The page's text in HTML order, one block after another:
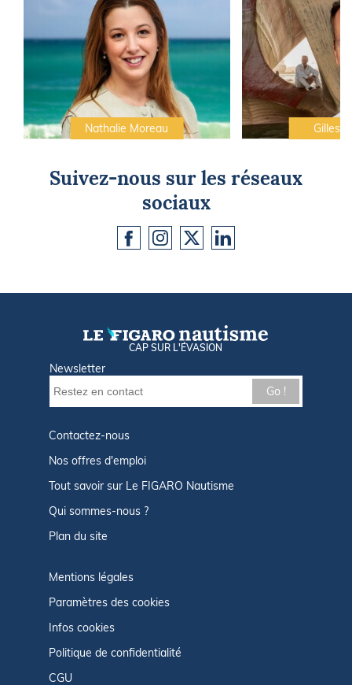
Nathalie Moreau Gilles
Suivez-nous sur les réseaux
sociaux
CAP SUR L'ÉVASION
Newsletter
Go !
Contactez-nous
Nos offres d'emploi
Tout savoir sur Le FIGARO Nautisme
Qui sommes-nous ?
Plan du site
Mentions légales
Paramètres des cookies
Infos cookies
Politique de confidentialité
CGU